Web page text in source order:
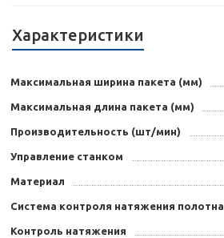
Характеристики
Максимальная ширина пакета (мм)
Максимальная длина пакета (мм)
Производительность (шт/мин)
Управление станком
Материал
Система контроля натяжения полотна
Контроль натяжения